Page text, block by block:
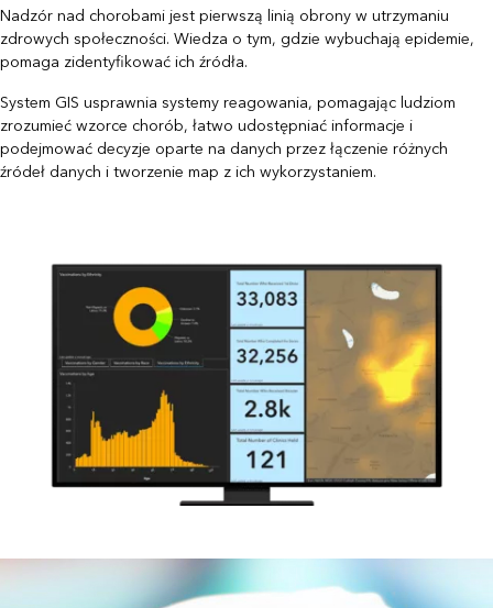
Nadzór nad chorobami jest pierwszą linią obrony w utrzymaniu
zdrowych społeczności. Wiedza o tym, gdzie wybuchają epidemie,
pomaga zidentyfikować ich źródła.
System GIS usprawnia systemy reagowania, pomagając ludziom
zrozumieć wzorce chorób, łatwo udostępniać informacje i
podejmować decyzje oparte na danych przez łączenie różnych
źródeł danych i tworzenie map z ich wykorzystaniem.